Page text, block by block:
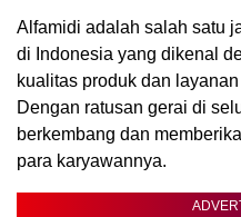
Alfamidi adalah salah satu
di Indonesia yang dikenal
kualitas produk dan
Dengan ratusan gerai di
berkembang dan
para karyawannya.